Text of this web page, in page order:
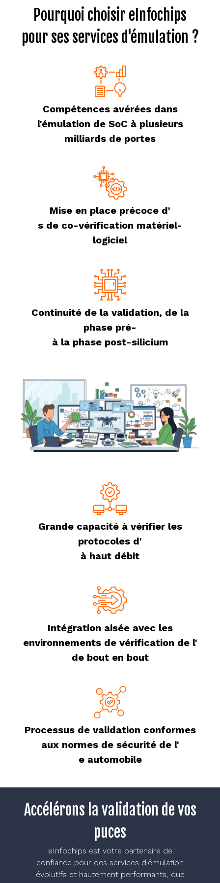
Pourquoi choisir eInfochips
pour ses services d'émulation ?
Compétences avérées dans
l'émulation de SoC à plusieurs
milliards de portes
Mise en place précoce d'
s de co-vérification matériel-
logiciel
Continuité de la validation, de la
phase pré-
à la phase post-silicium
Grande capacité à vérifier les
protocoles d'
à haut débit
Intégration aisée avec les
environnements de vérification de l'
de bout en bout
Processus de validation conformes
aux normes de sécurité de l'
e automobile
Accélérons la validation de vos
puces
eInfochips est votre partenaire de
confiance pour des services d'émulation
évolutifs et hautement performants, que